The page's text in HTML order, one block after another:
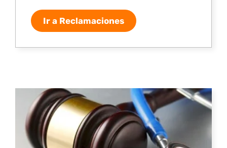
Ir a Reclamaciones